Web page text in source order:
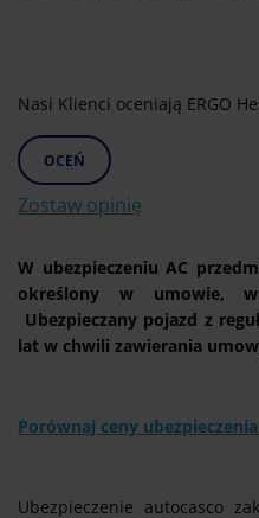
Nasi Klienci oceniają ERGO
OCEŃ
Zostaw opinię
W ubezpieczeniu AC
określony w umowie,
Ubezpieczany pojazd z
lat w chwili zawierania
Porównaj ceny
Ubezpieczenie autocasco